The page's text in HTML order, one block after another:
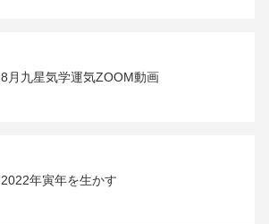
8月九星気学運気ZOOM動画
2022年寅年を生かす